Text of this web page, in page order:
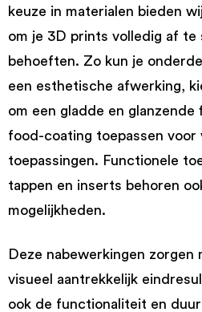
keuze in materialen bieden
om je 3D prints volledig af te
behoeften. Zo kun je
een esthetische afwerking,
om een gladde en
food-coating toepassen voor
toepassingen. Functionele
tappen en inserts behoren
mogelijkheden.
Deze nabewerkingen zorgen
visueel aantrekkelijk
ook de functionaliteit en